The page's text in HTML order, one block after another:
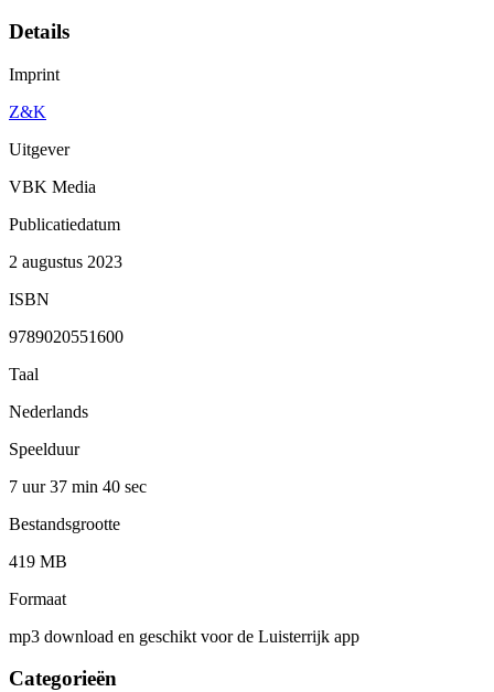
Details
Imprint
Z&K
Uitgever
VBK Media
Publicatiedatum
2 augustus 2023
ISBN
9789020551600
Taal
Nederlands
Speelduur
7 uur 37 min 40 sec
Bestandsgrootte
419 MB
Formaat
mp3 download en geschikt voor de Luisterrijk app
Categorieën